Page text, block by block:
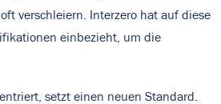
verschleiern. Interzero hat auf diese
einbezieht, um die
setzt einen neuen Standard.